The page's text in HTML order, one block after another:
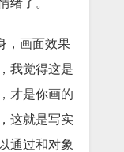
绪了。
画面效果
我觉得这是
才是你画的
这就是写实
通过和对象